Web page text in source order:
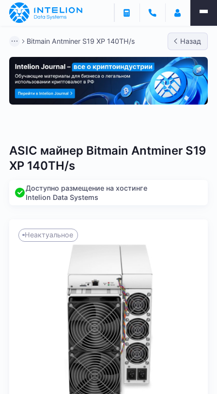
Bitmain Antminer S19 XP 140TH/s Назад
ASIC майнер Bitmain Antminer S19
XP 140TH/s
Доступно размещение на хостинге
Intelion Data Systems
Неактуальное